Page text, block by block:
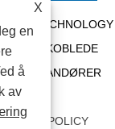
TECHNOLOGY
FIBERKOBLEDE
POLICY
X
en
å
av